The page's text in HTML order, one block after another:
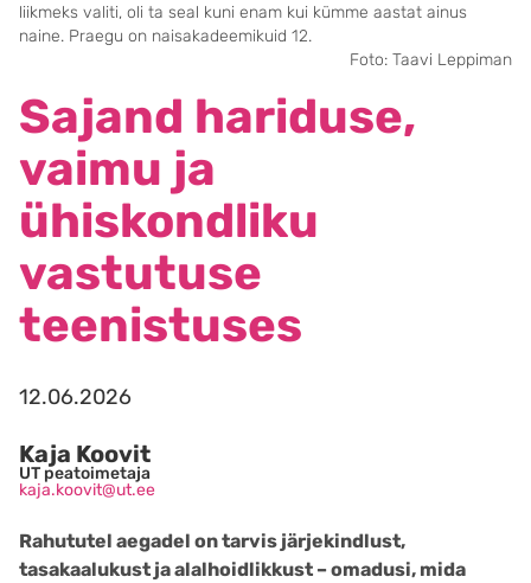
liikmeks valiti, oli ta seal kuni enam kui kümme aastat ainus
naine. Praegu on naisakadeemikuid 12.
Foto: Taavi Leppiman
Sajand hariduse,
vaimu ja
ühiskondliku
vastutuse
teenistuses
12.06.2026
Kaja Koovit
UT peatoimetaja
kaja.koovit@ut.ee
Rahututel aegadel on tarvis järjekindlust,
tasakaalukust ja alalhoidlikkust – omadusi, mida